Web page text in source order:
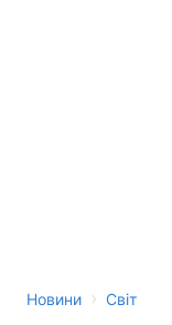
Новини › Світ